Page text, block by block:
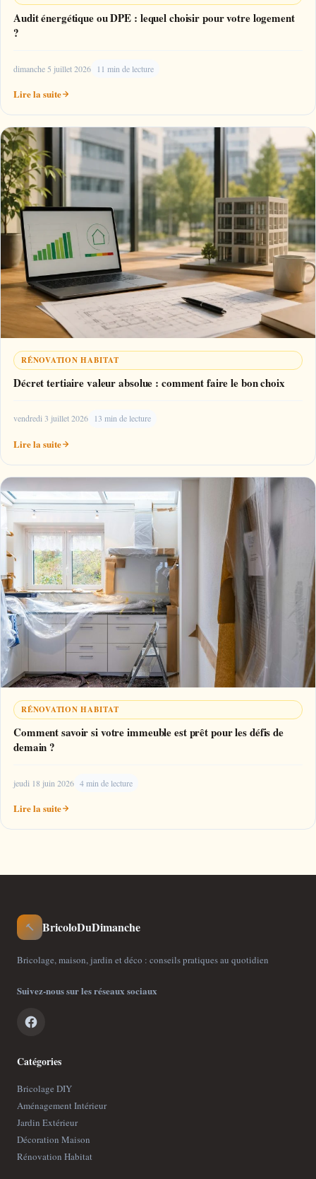
Audit énergétique ou DPE : lequel choisir pour votre logement
?
dimanche 5 juillet 2026 11 min de lecture
Lire la suite
RÉNOVATION HABITAT
Décret tertiaire valeur absolue : comment faire le bon choix
vendredi 3 juillet 2026 13 min de lecture
Lire la suite
RÉNOVATION HABITAT
Comment savoir si votre immeuble est prêt pour les défis de
demain ?
jeudi 18 juin 2026 4 min de lecture
Lire la suite
🔨 BricoloDuDimanche
Bricolage, maison, jardin et déco : conseils pratiques au quotidien
Suivez-nous sur les réseaux sociaux
Catégories
Bricolage DIY
Aménagement Intérieur
Jardin Extérieur
Décoration Maison
Rénovation Habitat